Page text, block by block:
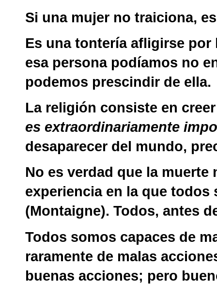
Si una mujer no traiciona,
Es una tontería afligirse
esa persona podíamos no
podemos prescindir de ella.
La religión consiste en
es extraordinariamente
desaparecer del mundo,
No es verdad que la
experiencia en la que todos
(Montaigne). Todos, antes
Todos somos capaces de
raramente de malas
buenas acciones; pero